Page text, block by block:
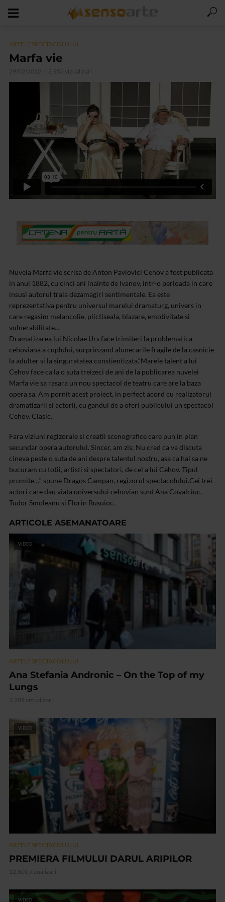
ARTELE SPECTACOLULUI
Marfa vie
29/02/2012 2.952 vizualizari
Nuvela Marfa vie scrisa de Anton Pavlovici Cehov a fost publicata
in anul 1882, cu cinci ani inainte de Ivanov, intr-o perioada in care
insusi autorul traia dezamagiri sentimentale. Ea este
reprezentativa pentru universul marelui dramaturg, univers in
care regasim melancolie, plictiseala, blazare, emotivitate si
vulnerabilitate…
Dramatizarea lui Nicolae Urs face trimiteri la problematica
cehoviana a cuplului, surprinzand alunecarile fragile de la casnicie
la adulter si la singuratatea constientizata.“Marele talent a lui
Cehov face ca la o suta treizeci de ani de la publicarea nuvelei
Marfa vie sa rasara un nou spectacol de teatru care are la baza
opera sa. Am pornit acest proiect, in perfect acord cu realizatorul
dramatizarii si actorii, cu gandul de a oferi publicului un spectacol
Cehov. Clasic.
Fara viziuni regizorale si creatii scenografice care pun in plan
secundar opera autorului. Sincer, am zis: Nu cred ca va discuta
cineva peste o suta de ani despre talentul nostru, asa ca hai sa ne
bucuram cu totii, artisti si spectatori, de cel a lui Cehov. Tipul
promite…“ spune Dragos Campan, regizorul spectacolului.Cei trei
actori care dau viata universului cehovian sunt Ana Covalciuc,
Tudor Smoleanu si Florin Busuioc.
ARTICOLE ASEMANATOARE
VIDEO
ARTELE SPECTACOLULUI
Ana Stefania Andronic – On the Top of my
Lungs
3.289 vizualizari
VIDEO
ARTELE SPECTACOLULUI
PREMIERA FILMULUI DARUL ARIPILOR
12.601 vizualizari
VIDEO